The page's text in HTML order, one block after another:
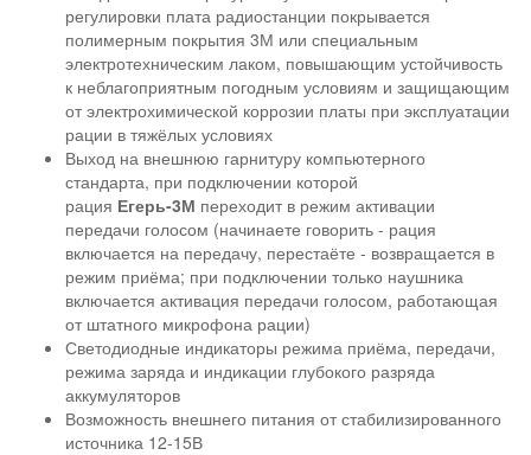
регулировки плата радиостанции покрывается
полимерным покрытия 3М или специальным
электротехническим лаком, повышающим устойчивость
к неблагоприятным погодным условиям и защищающим
от электрохимической коррозии платы при эксплуатации
рации в тяжёлых условиях
Выход на внешнюю гарнитуру компьютерного
стандарта, при подключении которой
рация Егерь-3М переходит в режим активации
передачи голосом (начинаете говорить - рация
включается на передачу, перестаёте - возвращается в
режим приёма; при подключении только наушника
включается активация передачи голосом, работающая
от штатного микрофона рации)
Светодиодные индикаторы режима приёма, передачи,
режима заряда и индикации глубокого разряда
аккумуляторов
Возможность внешнего питания от стабилизированного
источника 12-15В